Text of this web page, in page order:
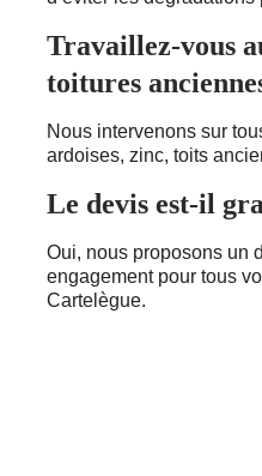
Travaillez-vous
toitures
Nous intervenons sur
ardoises, zinc, toits
Le devis est-il
Oui, nous proposons un
engagement pour tous
Cartelègue.